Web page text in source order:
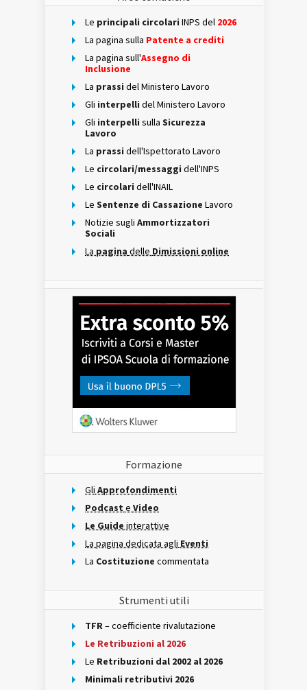
Le principali circolari INPS del 2026
La pagina sulla Patente a crediti
La pagina sull'Assegno di
Inclusione
La prassi del Ministero Lavoro
Gli interpelli del Ministero Lavoro
Gli interpelli sulla Sicurezza
Lavoro
La prassi dell'Ispettorato Lavoro
Le circolari/messaggi dell'INPS
Le circolari dell'INAIL
Le Sentenze di Cassazione Lavoro
Notizie sugli Ammortizzatori
Sociali
La pagina delle Dimissioni online
Formazione
Gli Approfondimenti
Podcast e Video
Le Guide interattive
La pagina dedicata agli Eventi
La Costituzione commentata
Strumenti utili
TFR– coefficiente rivalutazione
Le Retribuzioni al 2026
Le Retribuzioni dal 2002 al 2026
Minimali retributivi 2026